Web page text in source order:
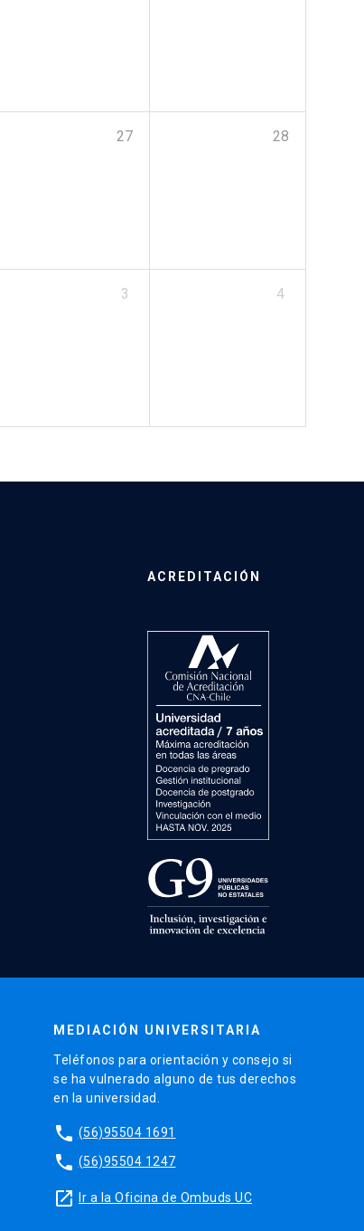
27 28
3 4
ACREDITACIÓN
MEDIACIÓN UNIVERSITARIA
Teléfonos para orientación y consejo si
se ha vulnerado alguno de tus derechos
en la universidad.
phone (56)95504 1691
phone (56)95504 1247
launch Ir a la Oficina de Ombuds UC